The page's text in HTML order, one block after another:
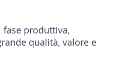
fase produttiva,
qualità, valore e